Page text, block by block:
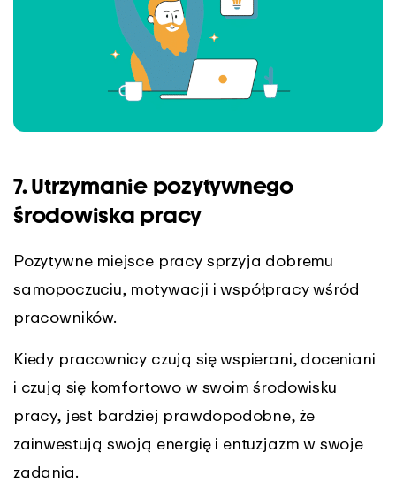
7. Utrzymanie pozytywnego
środowiska pracy
Pozytywne miejsce pracy sprzyja dobremu
samopoczuciu, motywacji i współpracy wśród
pracowników.
Kiedy pracownicy czują się wspierani, doceniani
i czują się komfortowo w swoim środowisku
pracy, jest bardziej prawdopodobne, że
zainwestują swoją energię i entuzjazm w swoje
zadania.